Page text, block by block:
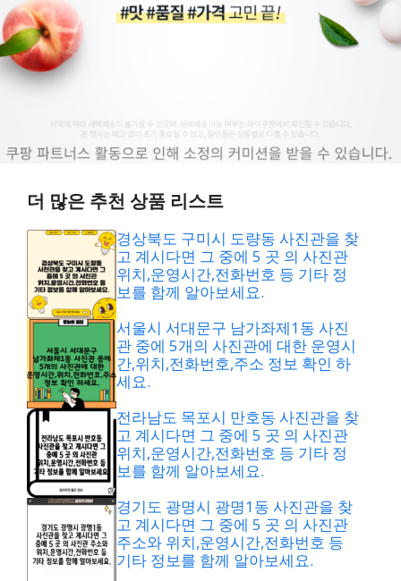
더 많은 추천 상품 리스트
경상북도 구미시 도량동 사진관을 찾
고 계시다면 그 중에 5 곳 의 사진관
위치,운영시간,전화번호 등 기타 정
보를 함께 알아보세요.
서울시 서대문구 남가좌제1동 사진
관 중에 5개의 사진관에 대한 운영시
간,위치,전화번호,주소 정보 확인 하
세요.
전라남도 목포시 만호동 사진관을 찾
고 계시다면 그 중에 5 곳 의 사진관
위치,운영시간,전화번호 등 기타 정
보를 함께 알아보세요.
경기도 광명시 광명1동 사진관을 찾
고 계시다면 그 중에 5 곳 의 사진관
주소와 위치,운영시간,전화번호 등
기타 정보를 함께 알아보세요.